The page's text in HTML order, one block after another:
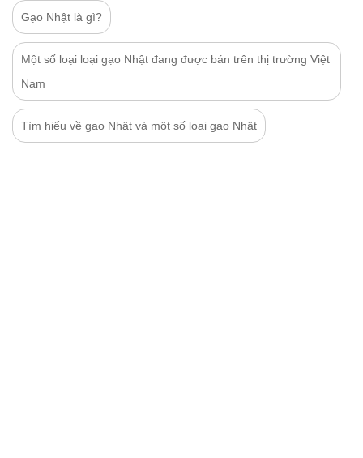
Gạo Nhật là gì?
Một số loại loại gạo Nhật đang được bán trên thị trường Việt
Nam
Tìm hiểu về gạo Nhật và một số loại gạo Nhật